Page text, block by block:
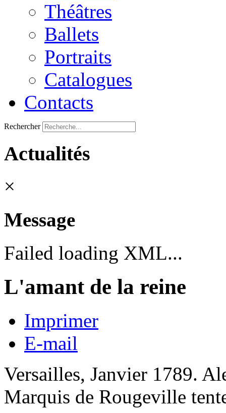
Théâtres
Ballets
Portraits
Catalogues
Contacts
Rechercher
Actualités
×
Message
Failed loading XML...
L'amant de la reine
Imprimer
E-mail
Versailles, Janvier 1789.
Marquis de Rougeville